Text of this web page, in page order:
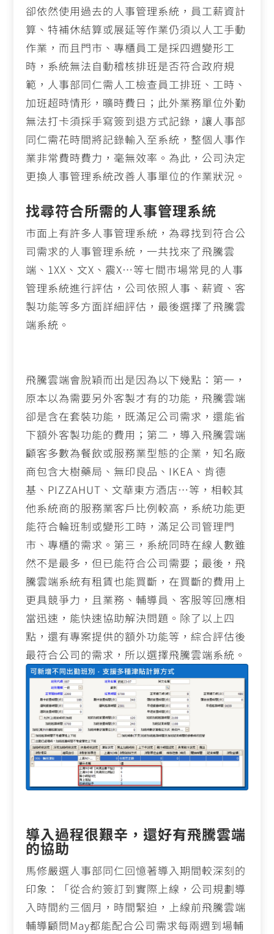
卻依然使用過去的人事管理系統，員工薪資計
算、特補休結算或展延等作業仍須以人工手動
作業，而且門市、專櫃員工是採四週變形工
時，系統無法自動稽核排班是否符合政府規
範，人事部同仁需人工檢查員工排班、工時、
加班超時情形，曠時費日；此外業務單位外勤
無法打卡須採手寫簽到退方式記錄，讓人事部
同仁需花時間將記錄輸入至系統，整個人事作
業非常費時費力，毫無效率。為此，公司決定
更換人事管理系統改善人事單位的作業狀況。
找尋符合所需的人事管理系統
市面上有許多人事管理系統，為尋找到符合公
司需求的人事管理系統，一共找來了飛騰雲
端、1XX、文X、震X…等七間市場常見的人事
管理系統進行評估，公司依照人事、薪資、客
製功能等多方面詳細評估，最後選擇了飛騰雲
端系統。
飛騰雲端會脫穎而出是因為以下幾點：第一，
原本以為需要另外客製才有的功能，飛騰雲端
卻是含在套裝功能，既滿足公司需求，還能省
下額外客製功能的費用；第二，導入飛騰雲端
顧客多數為餐飲或服務業型態的企業，知名廠
商包含大樹藥局、無印良品、IKEA、肯德
基、PIZZAHUT、文華東方酒店…等，相較其
他系統商的服務業客戶比例較高，系統功能更
能符合輪班制或變形工時，滿足公司管理門
市、專櫃的需求。第三，系統同時在線人數雖
然不是最多，但已能符合公司需要；最後，飛
騰雲端系統有租賃也能買斷，在買斷的費用上
更具競爭力，且業務、輔導員、客服等回應相
當迅速，能快速協助解決問題。除了以上四
點，還有專案提供的額外功能等，綜合評估後
最符合公司的需求，所以選擇飛騰雲端系統。
導入過程很艱辛，還好有飛騰雲端
的協助
馬修嚴選人事部同仁回憶著導入期間較深刻的
印象：「從合約簽訂到實際上線，公司規劃導
入時間約三個月，時間緊迫，上線前飛騰雲端
輔導顧問May都能配合公司需求每兩週到場輔